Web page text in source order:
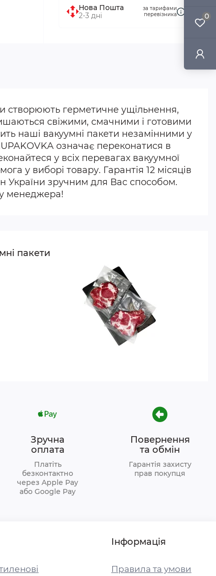
0
Нова Пошта
2-3 дні
за тарифами
перевізника
створюють герметичне ущільнення,
свіжими, смачними і готовими
наші вакуумні пакети незамінними у
означає переконатися в
у всіх перевагах вакуумної
у виборі товару. Гарантія 12 місяців
України зручним для Вас способом.
у менеджера!
пакети
Зручна
оплата
Платіть
безконтактно
через Apple Pay
або Google Pay
Повернення
та обмін
Гарантія захисту
прав покупця
Інформація
Правила та умови